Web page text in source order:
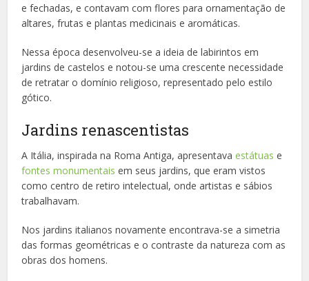
e fechadas, e contavam com flores para ornamentação de
altares, frutas e plantas medicinais e aromáticas.
Nessa época desenvolveu-se a ideia de labirintos em
jardins de castelos e notou-se uma crescente necessidade
de retratar o domínio religioso, representado pelo estilo
gótico.
Jardins renascentistas
A Itália, inspirada na Roma Antiga, apresentavaestátuas e
fontes monumentais em seus jardins, que eram vistos
como centro de retiro intelectual, onde artistas e sábios
trabalhavam.
Nos jardins italianos novamente encontrava-se a simetria
das formas geométricas e o contraste da natureza com as
obras dos homens.